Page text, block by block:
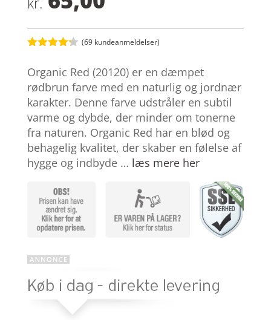
ud af 5
baseret
på
kundebedø
mmelser
(69 kundeanmeldelser)
Organic Red (20120) er en dæmpet
rødbrun farve med en naturlig og jordnær
karakter. Denne farve udstråler en subtil
varme og dybde, der minder om tonerne
fra naturen. Organic Red har en blød og
behagelig kvalitet, der skaber en følelse af
hygge og indbyde … læs mere her